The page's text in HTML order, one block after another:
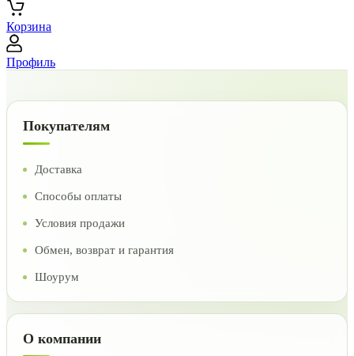
Корзина
Профиль
Покупателям
Доставка
Способы оплаты
Условия продажи
Обмен, возврат и гарантия
Шоурум
О компании